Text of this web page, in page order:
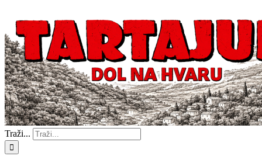
Traži...